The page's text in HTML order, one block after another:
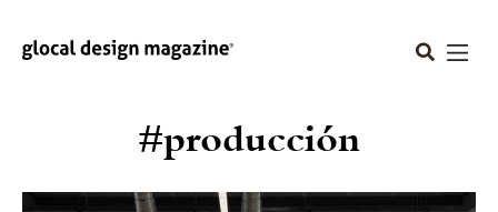
#producción